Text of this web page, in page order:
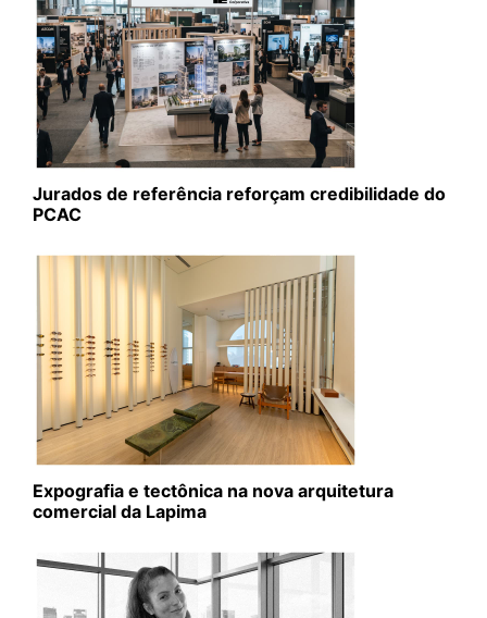
Jurados de referência reforçam credibilidade do
PCAC
Expografia e tectônica na nova arquitetura
comercial da Lapima